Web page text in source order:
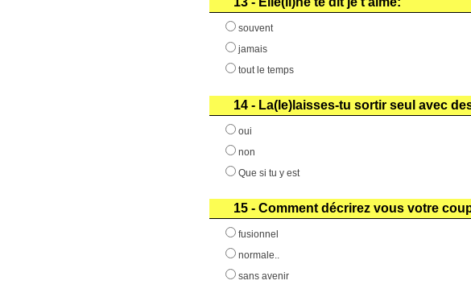
souvent
jamais
tout le temps
14 - La(le)laisses-tu sortir seul avec
oui
non
Que si tu y est
15 - Comment décrirez vous votre
fusionnel
normale..
sans avenir